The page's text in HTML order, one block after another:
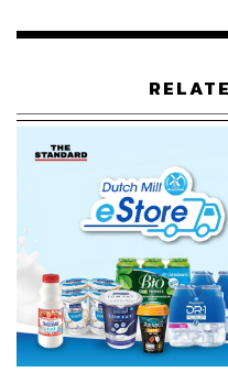
จากรุ่นสู่รุ่น ด้วยเหตุนี้เอง
ในศิรนินทร์ เรสซิเดนเซส
เจเนอเรชัน ผ่านปรัชญา 3